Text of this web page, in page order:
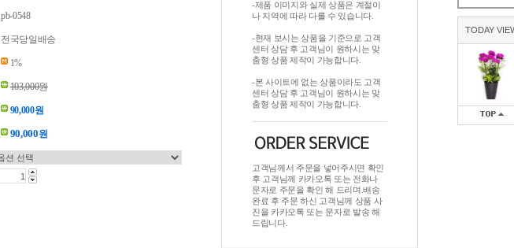
TODAY
pb-0548
전국당일배송
1%
103,000원
90,000원
90,000원
-제품 이미지와 실제 상품은 계절이
나 지역에 따라 다를 수 있습니다.
-현재 보시는 상품을 기준으로 고객
센터 상담 후 고객님이 원하시는 맞
춤형 상품 제작이 가능합니다.
-본 사이트에 없는 상품이라도 고객
센터 상담 후 고객님이 원하시는 맞
춤형 상품 제작이 가능합니다.
고객님께서 주문을 넣어주시면 확인
후 고객님께 카카오톡 또는 전화나
문자로 주문을 확인 해 드리며.배송
완료 후 주문 하신 고객님께 상품 사
진을 카카오톡 또는 문자로 발송 해
드립니다.